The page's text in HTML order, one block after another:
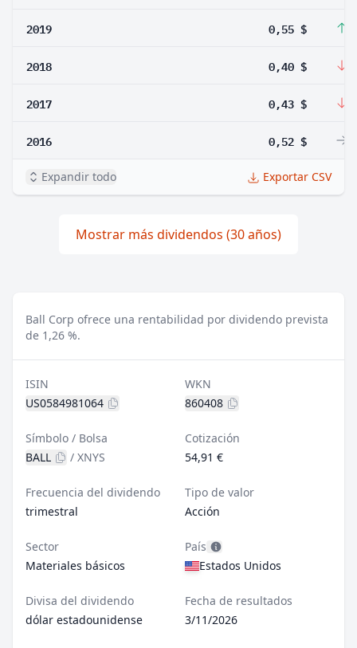
2019 0,55 $
2018 0,40 $
2017 0,43 $
2016 0,52 $
Expandir todo Exportar CSV
Mostrar más dividendos (30 años)
Ball Corp ofrece una rentabilidad por dividendo prevista
de 1,26 %.
ISIN
US0584981064
WKN
860408
Símbolo / Bolsa
BALL
/ XNYS
Cotización
54,91 €
Frecuencia del dividendo
trimestral
Tipo de valor
Acción
Sector
Materiales básicos
País
Estados Unidos
Divisa del dividendo
dólar estadounidense
Fecha de resultados
3/11/2026